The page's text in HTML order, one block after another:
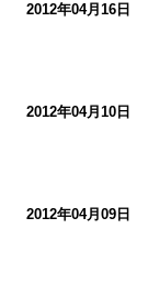
2012年04月16日
2012年04月10日
2012年04月09日